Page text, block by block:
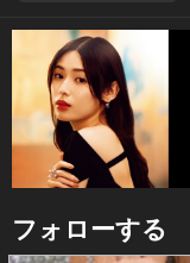
フォローする